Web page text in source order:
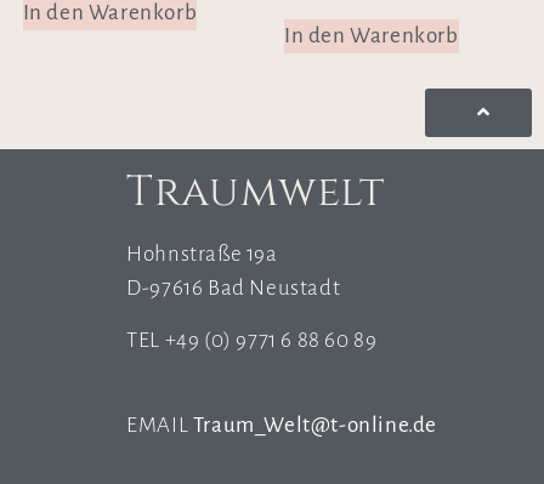
In den Warenkorb
In den Warenkorb
Traumwelt
Hohnstraße 19a
D-97616 Bad Neustadt
TEL +49 (0) 9771 6 88 60 89
EMAIL Traum_Welt@t-online.de